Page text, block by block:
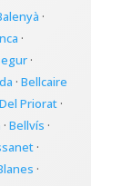
·
·
·
· Bellcaire
Priorat·
· Bellvís ·
·
·